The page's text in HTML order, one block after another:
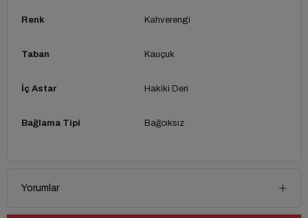
Renk Kahverengi
Taban Kauçuk
İç Astar Hakiki Deri
Bağlama Tipi Bağcıksız
Yorumlar